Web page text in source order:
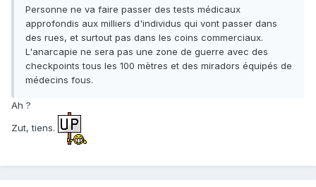
Personne ne va faire passer des tests médicaux
approfondis aux milliers d'individus qui vont passer dans
des rues, et surtout pas dans les coins commerciaux.
L'anarcapie ne sera pas une zone de guerre avec des
checkpoints tous les 100 mètres et des miradors équipés de
médecins fous.
Ah ?
Zut, tiens.